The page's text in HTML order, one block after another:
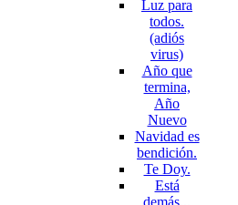
Luz para
todos.
(adiós
virus)
Año que
termina,
Año
Nuevo
Navidad es
bendición.
Te Doy.
Está
demás...